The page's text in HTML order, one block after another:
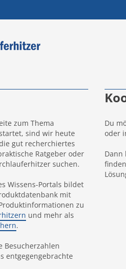
zum Thema
sind wir heute
gut recherchiertes
Ratgeber oder
suchen.
Wissens-Portals bildet
mit
zu
und mehr als
.
Besucherzahlen
entgegengebrachte
Du
oder
Dann